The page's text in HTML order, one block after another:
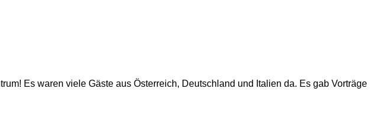
Es waren viele Gäste aus Österreich, Deutschland und Italien da. Es gab Vorträge